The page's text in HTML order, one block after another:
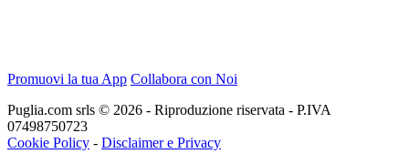
Promuovi la tua App Collabora con Noi
Puglia.com srls © 2026 - Riproduzione riservata - P.IVA
07498750723
Cookie Policy - Disclaimer e Privacy